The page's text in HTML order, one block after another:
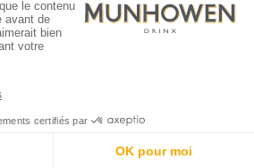
Digitalised by